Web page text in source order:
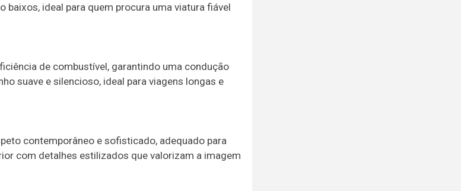
ideal para quem procura uma viatura fiável
de combustível, garantindo uma condução
suave e silencioso, ideal para viagens longas e
contemporâneo e sofisticado, adequado para
com detalhes estilizados que valorizam a imagem